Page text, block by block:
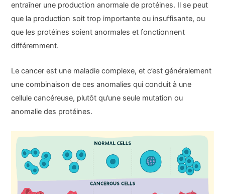
entraîner une production anormale de protéines. Il se peut
que la production soit trop importante ou insuffisante, ou
que les protéines soient anormales et fonctionnent
différemment.
Le cancer est une maladie complexe, et c’est généralement
une combinaison de ces anomalies qui conduit à une
cellule cancéreuse, plutôt qu’une seule mutation ou
anomalie des protéines.